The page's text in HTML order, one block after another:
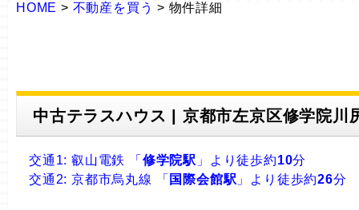
HOME > 不動産を買う > 物件詳細
中古テラスハウス | 京都市左京区修学院川
交通1: 叡山電鉄 「 修学院駅 」より徒歩約10分
交通2: 京都市烏丸線 「 国際会館駅 」より徒歩約26分